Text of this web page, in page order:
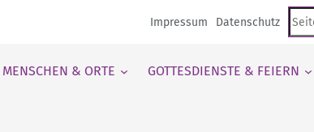
Impressum Datenschutz
MENSCHEN & ORTE GOTTESDIENSTE & FEIERN